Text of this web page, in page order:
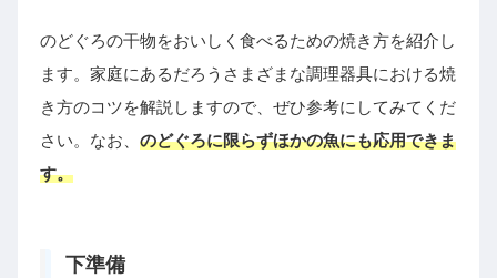
のどぐろの干物をおいしく食べるための焼き方を紹介し
ます。家庭にあるだろうさまざまな調理器具における焼
き方のコツを解説しますので、ぜひ参考にしてみてくだ
さい。なお、 のどぐろに限らずほかの魚にも応用できま
す。
下準備